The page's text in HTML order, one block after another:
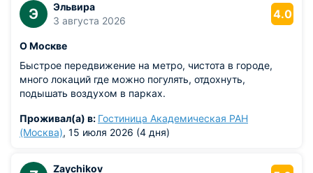
Э
Эльвира
3 августа 2026
4.0
О Москве
Быстрое передвижение на метро, чистота в городе,
много локаций где можно погулять, отдохнуть,
подышать воздухом в парках.
Проживал(а) в: Гостиница Академическая РАН
(Москва), 15 июля 2026 (4 дня)
Zaychikov